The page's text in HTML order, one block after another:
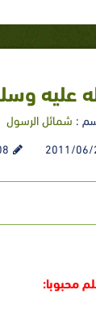
عليه
: شمائل الرسول
2011/06/
محبوبا: